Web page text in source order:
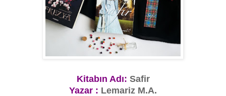
Kitabın Adı: Safir
Yazar : Lemariz M.A.